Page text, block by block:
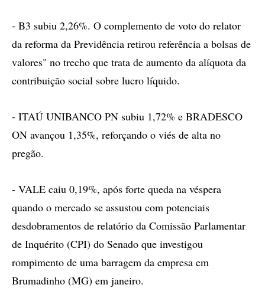
- B3 subiu 2,26%. O complemento de voto do relator
da reforma da Previdência retirou referência a bolsas de
valores" no trecho que trata de aumento da alíquota da
contribuição social sobre lucro líquido.
- ITAÚ UNIBANCO PN subiu 1,72% e BRADESCO
ON avançou 1,35%, reforçando o viés de alta no
pregão.
- VALE caiu 0,19%, após forte queda na véspera
quando o mercado se assustou com potenciais
desdobramentos de relatório da Comissão Parlamentar
de Inquérito (CPI) do Senado que investigou
rompimento de uma barragem da empresa em
Brumadinho (MG) em janeiro.